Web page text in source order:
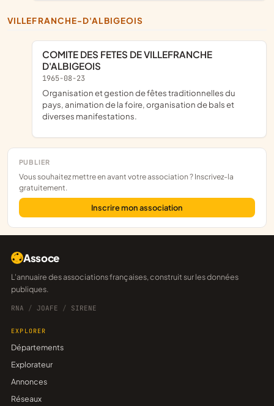
PUBLIER
Vous souhaitez mettre en avant votre association ? Inscrivez-la
gratuitement.
Inscrire mon association
VILLEFRANCHE-D'ALBIGEOIS
COMITE DES FETES DE VILLEFRANCHE
D'ALBIGEOIS
1965-08-23
Organisation et gestion de fêtes traditionnelles du
pays, animation de la foire, organisation de bals et
diverses manifestations.
Assoce
L'annuaire des associations françaises, construit sur les données
publiques.
RNA / JOAFE / SIRENE
EXPLORER
Départements
Explorateur
Annonces
Réseaux